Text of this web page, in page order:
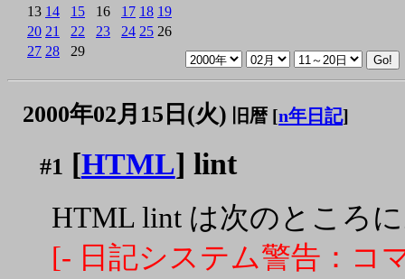
13 14 15 16 17 18 19
20 21 22 23 24 25 26
27 28 29
2000年02月15日(火) 旧暦 [n年日記]
#1 [HTML] lint
HTML lint は次のところ
[- 日記システム警告：コ